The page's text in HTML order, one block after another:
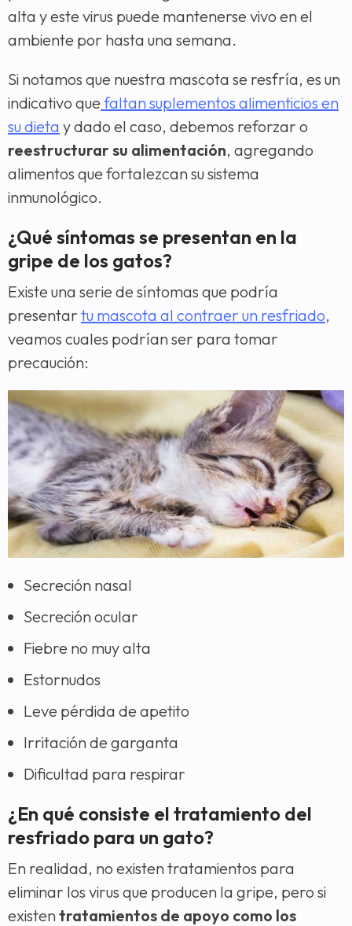
alta y este virus puede mantenerse vivo en el
ambiente por hasta una semana.
Si notamos que nuestra mascota se resfría, es un
indicativo que faltan suplementos alimenticios en
su dieta y dado el caso, debemos reforzar o
reestructurar su alimentación, agregando
alimentos que fortalezcan su sistema
inmunológico.
¿Qué síntomas se presentan en la
gripe de los gatos?
Existe una serie de síntomas que podría
presentar tu mascota al contraer un resfriado,
veamos cuales podrían ser para tomar
precaución:
Secreción nasal
Secreción ocular
Fiebre no muy alta
Estornudos
Leve pérdida de apetito
Irritación de garganta
Dificultad para respirar
¿En qué consiste el tratamiento del
resfriado para un gato?
En realidad, no existen tratamientos para
eliminar los virus que producen la gripe, pero si
existentratamientos de apoyo como los